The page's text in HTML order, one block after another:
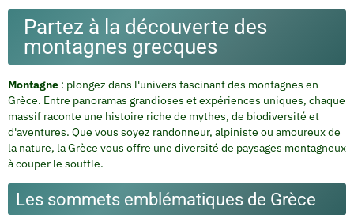
Partez à la découverte des
montagnes grecques
Montagne : plongez dans l'univers fascinant des montagnes en
Grèce. Entre panoramas grandioses et expériences uniques, chaque
massif raconte une histoire riche de mythes, de biodiversité et
d'aventures. Que vous soyez randonneur, alpiniste ou amoureux de
la nature, la Grèce vous offre une diversité de paysages montagneux
à couper le souffle.
Les sommets emblématiques de Grèce